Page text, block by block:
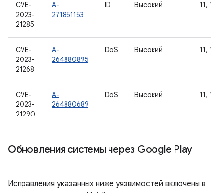
CVE-
2023-
21285
A-
271851153
ID Высокий 11,
CVE-
2023-
21268
A-
264880895
DoS Высокий 11,
CVE-
2023-
21290
A-
264880689
DoS Высокий 11,
Обновления системы через Google Play
Исправления указанных ниже уязвимостей включены в